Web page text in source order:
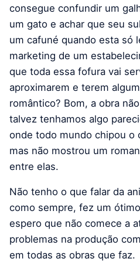
consegue confundir um
um gato e achar que seu
um cafuné quando esta só
marketing de um
que toda essa fofura vai
aproximarem e terem
romântico? Bom, a obra
talvez tenhamos algo
onde todo mundo chipou o
mas não mostrou um
entre elas.
Não tenho o que falar da
como sempre, fez um
espero que não comece a
problemas na produção
em todas as obras que faz.